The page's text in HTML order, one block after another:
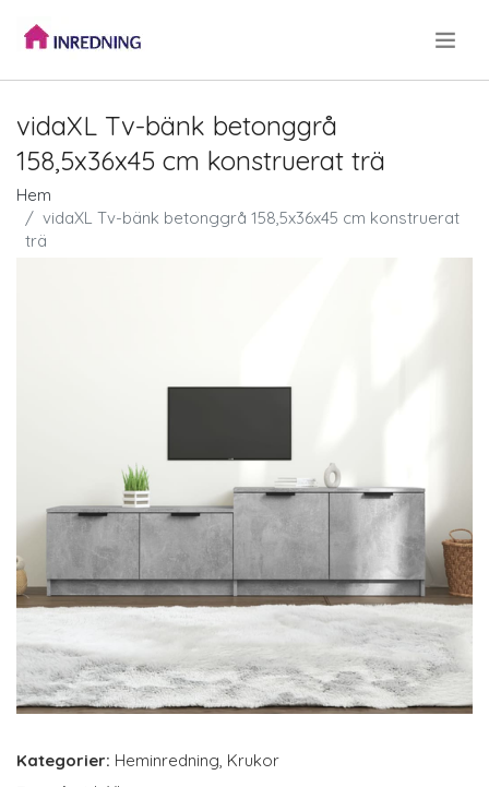
vidaXL Tv-bänk betonggrå
158,5x36x45 cm konstruerat trä
Hem
vidaXL Tv-bänk betonggrå 158,5x36x45 cm konstruerat
trä
Kategorier: Heminredning, Krukor